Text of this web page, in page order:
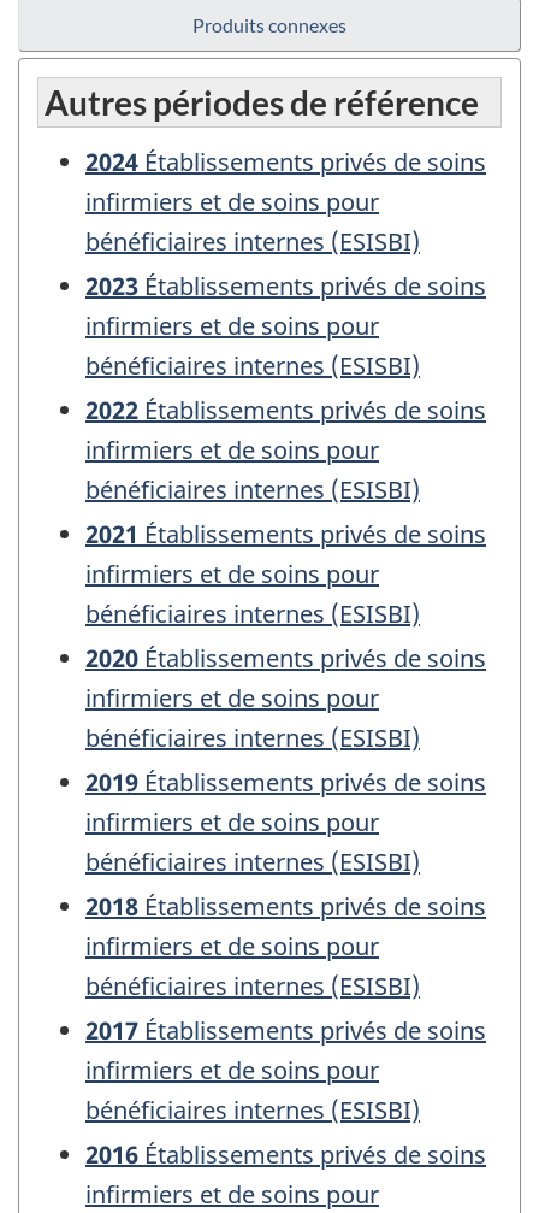
Produits connexes
Autres périodes de référence
2024 Établissements privés de soins
infirmiers et de soins pour
bénéficiaires internes (ESISBI)
2023 Établissements privés de soins
infirmiers et de soins pour
bénéficiaires internes (ESISBI)
2022 Établissements privés de soins
infirmiers et de soins pour
bénéficiaires internes (ESISBI)
2021 Établissements privés de soins
infirmiers et de soins pour
bénéficiaires internes (ESISBI)
2020 Établissements privés de soins
infirmiers et de soins pour
bénéficiaires internes (ESISBI)
2019 Établissements privés de soins
infirmiers et de soins pour
bénéficiaires internes (ESISBI)
2018 Établissements privés de soins
infirmiers et de soins pour
bénéficiaires internes (ESISBI)
2017 Établissements privés de soins
infirmiers et de soins pour
bénéficiaires internes (ESISBI)
2016 Établissements privés de soins
infirmiers et de soins pour